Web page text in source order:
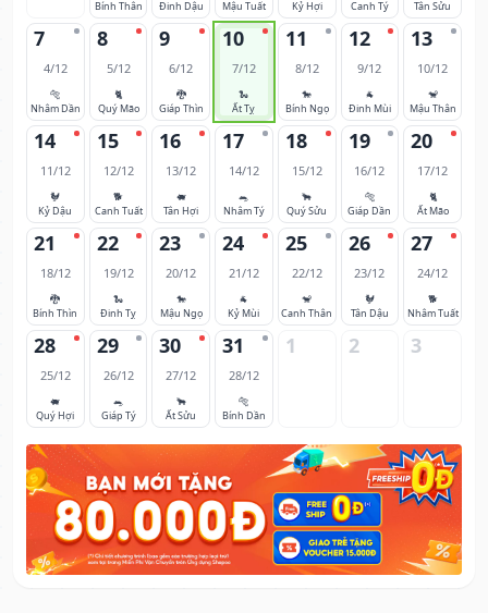
Bính Thân
Đinh Dậu
Mậu Tuất
Kỷ Hợi
Canh Tý
Tân Sửu
7
4/12
🐅
Nhâm Dần
8
5/12
🐈
Quý Mão
9
6/12
🐉
Giáp Thìn
10
7/12
🐍
Ất Tỵ
11
8/12
🐎
Bính Ngọ
12
9/12
🐐
Đinh Mùi
13
10/12
🐒
Mậu Thân
14
11/12
🐓
Kỷ Dậu
15
12/12
🐕
Canh Tuất
16
13/12
🐖
Tân Hợi
17
14/12
🐀
Nhâm Tý
18
15/12
🐂
Quý Sửu
19
16/12
🐅
Giáp Dần
20
17/12
🐈
Ất Mão
21
18/12
🐉
Bính Thìn
22
19/12
🐍
Đinh Tỵ
23
20/12
🐎
Mậu Ngọ
24
21/12
🐐
Kỷ Mùi
25
22/12
🐒
Canh Thân
26
23/12
🐓
Tân Dậu
27
24/12
🐕
Nhâm Tuất
28
25/12
🐖
Quý Hợi
29
26/12
🐀
Giáp Tý
30
27/12
🐂
Ất Sửu
31
28/12
🐅
Bính Dần
1 2 3